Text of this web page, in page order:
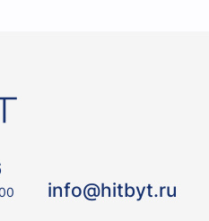
info@hitbyt.ru